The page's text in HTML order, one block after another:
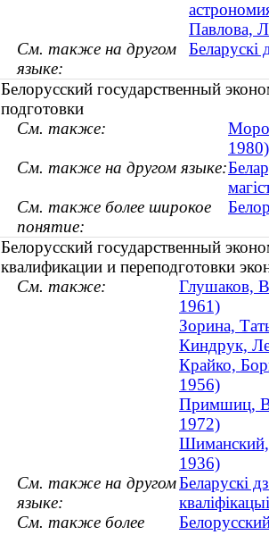
Павлова,
См. также на другом
языке:
Беларускі
Белорусский государственный
подготовки
См. также:
1980)
См. также на другом языке:
См. также более широкое
понятие:
Белорусский государственный
квалификации и переподготовки
См. также:
Глушаков,
1961)
Зорина,
Киндрук,
Крайко,
1956)
Примшиц,
1972)
Шиманский,
1936)
См. также на другом
языке:
Беларускі
См. также более